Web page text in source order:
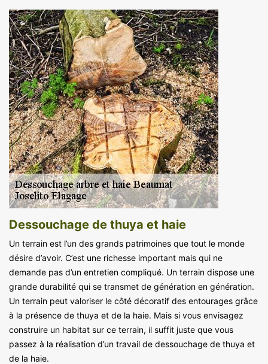
Dessouchage de thuya et haie
Un terrain est l’un des grands patrimoines que tout le monde
désire d’avoir. C’est une richesse important mais qui ne
demande pas d’un entretien compliqué. Un terrain dispose une
grande durabilité qui se transmet de génération en génération.
Un terrain peut valoriser le côté décoratif des entourages grâce
à la présence de thuya et de la haie. Mais si vous envisagez
construire un habitat sur ce terrain, il suffit juste que vous
passez à la réalisation d’un travail de dessouchage de thuya et
de la haie.